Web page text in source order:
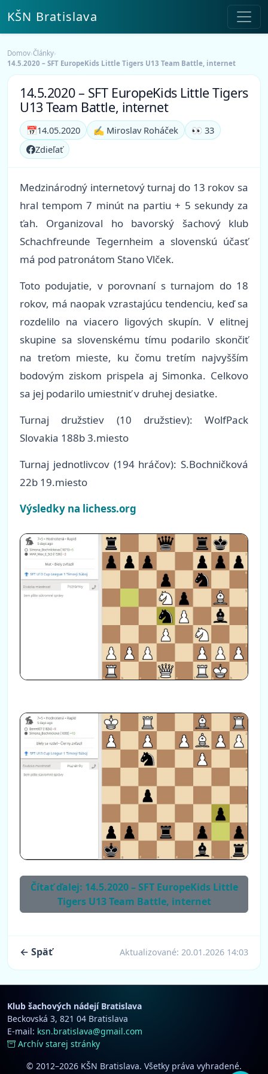
KŠN Bratislava
Domov›Články›
14.5.2020 – SFT EuropeKids Little Tigers U13 Team Battle, internet
14.5.2020 – SFT EuropeKids Little Tigers
U13 Team Battle, internet
📅14.05.2020 ✍️ Miroslav Roháček
👀 33
Zdieľať
Medzinárodný internetový turnaj do 13 rokov sa
hral tempom 7 minút na partiu + 5 sekundy za
ťah. Organizoval ho bavorský šachový klub
Schachfreunde Tegernheim a slovenskú účasť
má pod patronátom Stano Vlček.
Toto podujatie, v porovnaní s turnajom do 18
rokov, má naopak vzrastajúcu tendenciu, keď sa
rozdelilo na viacero ligových skupín. V elitnej
skupine sa slovenskému tímu podarilo skončiť
na treťom mieste, ku čomu tretím najvyšším
bodovým ziskom prispela aj Simonka. Celkovo
sa jej podarilo umiestniť v druhej desiatke.
Turnaj družstiev (10 družstiev): WolfPack
Slovakia 188b 3.miesto
Turnaj jednotlivcov (194 hráčov): S.Bochničková
22b 19.miesto
Výsledky na lichess.org
Čítať ďalej: 14.5.2020 – SFT EuropeKids Little
Tigers U13 Team Battle, internet
← Späť Aktualizované: 20.01.2026 14:03
Klub šachových nádejí Bratislava
Beckovská 3, 821 04 Bratislava
E-mail: ksn.bratislava@gmail.com
Archív starej stránky
© 2012–2026 KŠN Bratislava. Všetky práva vyhradené.